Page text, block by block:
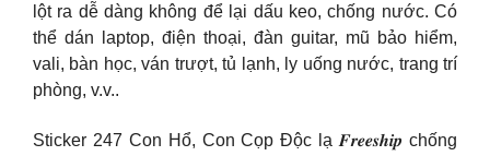
lột ra dễ dàng không để lại dấu keo, chống nước. Có
thể dán laptop, điện thoại, đàn guitar, mũ bảo hiểm,
vali, bàn học, ván trượt, tủ lạnh, ly uống nước, trang trí
phòng, v.v..
Sticker 247 Con Hổ, Con Cọp Độc lạ 𝑭𝒓𝒆𝒆𝒔𝒉𝒊𝒑 chống